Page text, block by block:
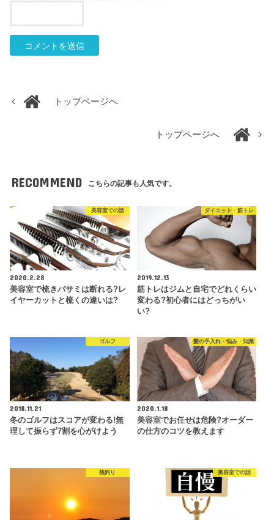
トップページへ
トップページへ
RECOMMEND こちらの記事も人気です。
美容室での話
2020.2.28
美容室で梳きバサミは断れる?レ
イヤーカットと梳くの違いは?
ダイエット・筋トレ
2019.12.13
筋トレはジムと自宅でどれくらい
変わる?初心者にはどっちがい
い?
ゴルフ
2018.11.21
冬のゴルフはスコアが変わる!無
理して振らず7割を心がけよう
髪の手入れ・悩み・知識
2020.1.18
美容室でお任せは危険?オーダー
の仕方のコツを教えます
筏釣り 美容室での話